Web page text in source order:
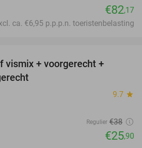
€82,17
ca. €6,95 p.p.p.n. toeristenbelasting
vismix + voorgerecht +
9.7 star
Regulier €38
€25,90